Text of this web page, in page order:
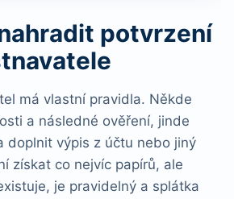
potvrzení
má vlastní pravidla. Někde
a následné ověření, jinde
doplnit výpis z účtu nebo jiný
získat co nejvíc papírů, ale
je pravidelný a splátka